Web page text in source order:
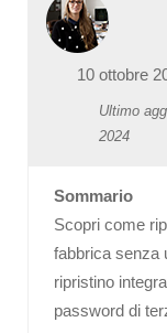
10 ottobre
Ultimo
2024
Sommario
Scopri come
fabbrica senza
ripristino
password di